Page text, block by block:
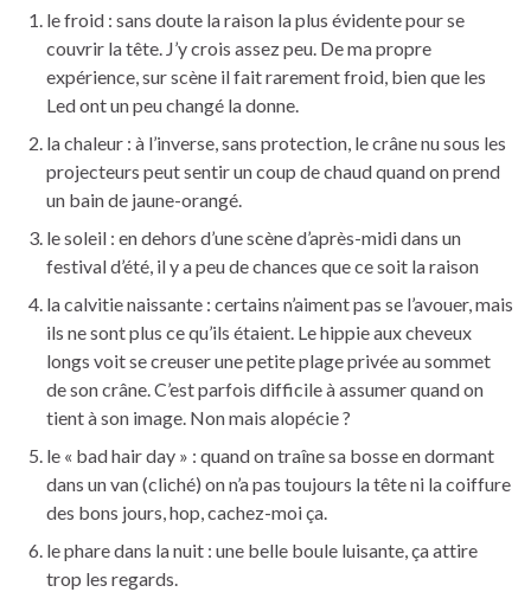
le froid : sans doute la raison la plus évidente pour se
couvrir la tête. J’y crois assez peu. De ma propre
expérience, sur scène il fait rarement froid, bien que les
Led ont un peu changé la donne.
la chaleur : à l’inverse, sans protection, le crâne nu sous les
projecteurs peut sentir un coup de chaud quand on prend
un bain de jaune-orangé.
le soleil : en dehors d’une scène d’après-midi dans un
festival d’été, il y a peu de chances que ce soit la raison
la calvitie naissante : certains n’aiment pas se l’avouer, mais
ils ne sont plus ce qu’ils étaient. Le hippie aux cheveux
longs voit se creuser une petite plage privée au sommet
de son crâne. C’est parfois difficile à assumer quand on
tient à son image. Non mais alopécie ?
le « bad hair day » : quand on traîne sa bosse en dormant
dans un van (cliché) on n’a pas toujours la tête ni la coiffure
des bons jours, hop, cachez-moi ça.
le phare dans la nuit : une belle boule luisante, ça attire
trop les regards.